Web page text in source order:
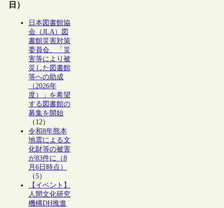
日）
日本図書館協
会（JLA）図
書館災害対策
委員会、「災
害等により被
災した図書館
等への助成
（2026年
度）」を希望
する図書館の
募集を開始
（12）
令和8年熊本
地震による文
化財等の被害
が83件に（8
月6日時点）
（5）
【イベント】
人間文化研究
機構DH推進